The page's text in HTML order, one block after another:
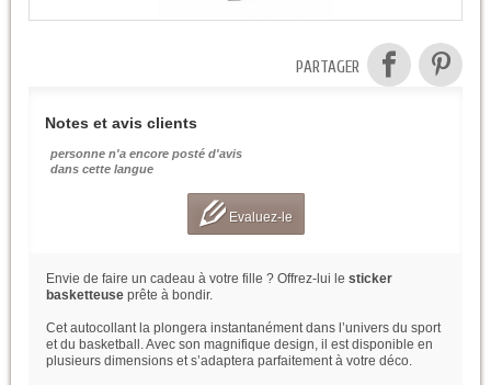
PARTAGER
Notes et avis clients
personne n'a encore posté d'avis
dans cette langue
Evaluez-le
Envie de faire un cadeau à votre fille ? Offrez-lui le sticker
basketteuse prête à bondir.
Cet autocollant la plongera instantanément dans l’univers du sport
et du basketball. Avec son magnifique design, il est disponible en
plusieurs dimensions et s’adaptera parfaitement à votre déco.